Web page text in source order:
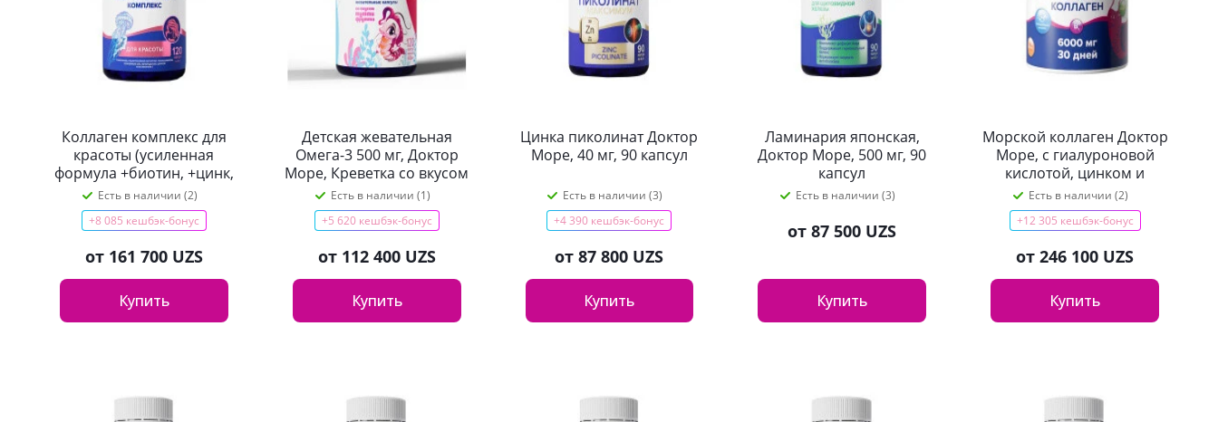
Коллаген комплекс для
красоты (усиленная
формула +биотин, +цинк,
+Q10), 120 капсул
Есть в наличии (2)
+8 085 кешбэк-бонус
от 161 700 UZS
Купить
Детская жевательная
Омега-3 500 мг, Доктор
Море, Креветка со вкусом
тутти-фрутти, 120 капсул
Есть в наличии (1)
+5 620 кешбэк-бонус
от 112 400 UZS
Купить
Цинка пиколинат Доктор
Море, 40 мг, 90 капсул
Есть в наличии (3)
+4 390 кешбэк-бонус
от87 800 UZS
Купить
Ламинария японская,
Доктор Море, 500 мг, 90
капсул
Есть в наличии (3)
от87 500 UZS
Купить
Морской коллаген Доктор
Море, с гиалуроновой
кислотой, цинком и
витамином С, 6000 мг
Есть в наличии (2)
+12 305 кешбэк-бонус
от246 100 UZS
Купить